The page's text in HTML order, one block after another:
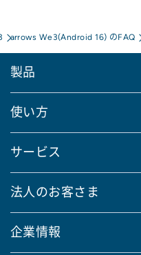
arrows We3(Android 16) のFAQ
製品
使い方
サービス
法人のお客さま
企業情報